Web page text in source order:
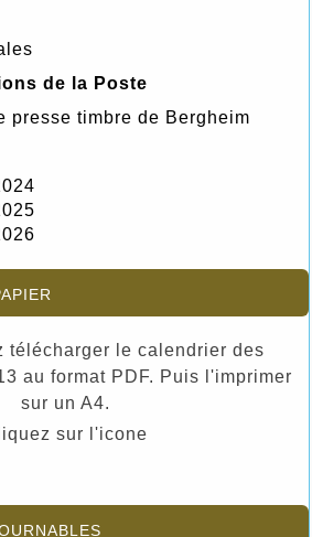
de la Poste
presse timbre de Bergheim
télécharger le calendrier des
au format PDF. Puis l'imprimer
sur un A4.
sur l'icone